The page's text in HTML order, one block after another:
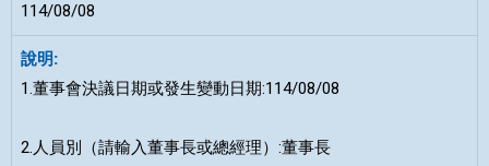
114/08/08
1.董事會決議日期或發生變動日期:114/08/08
2.人員別（請輸入董事長或總經理）:董事長